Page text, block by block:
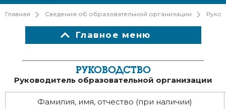
Главная Сведения об образовательной организации
РУКОВОДСТВО
Руководитель образовательной организации
Фамилия, имя, отчество (при наличии)
Главное меню